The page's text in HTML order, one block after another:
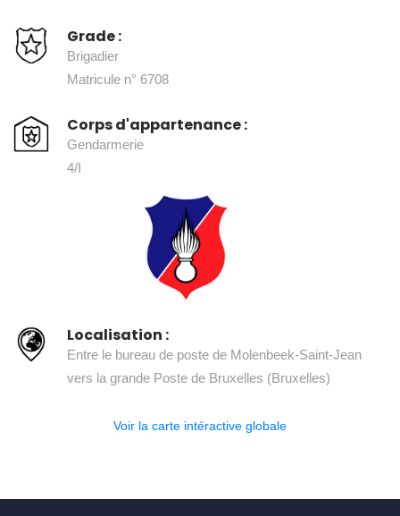
Grade :
Brigadier
Matricule n° 6708
Corps d'appartenance :
Gendarmerie
4/I
Localisation :
Entre le bureau de poste de Molenbeek-Saint-Jean
vers la grande Poste de Bruxelles (Bruxelles)
Voir la carte intéractive globale